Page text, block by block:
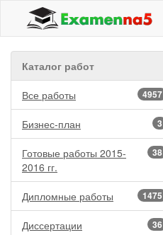
Каталог работ
4957
Все работы
3
Бизнес-план
38
Готовые работы 2015-
2016 гг.
1475
Дипломные работы
36
Диссертации